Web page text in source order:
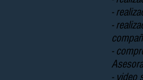
-
-
-
- video